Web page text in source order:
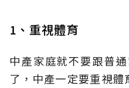
1、重視體育
中產家庭就不要跟普
了，中產一定要重視